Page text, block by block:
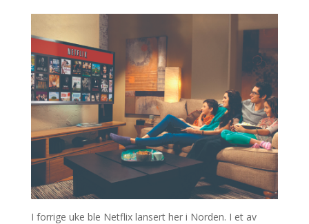
I forrige uke ble Netflix lansert her i Norden. I et av